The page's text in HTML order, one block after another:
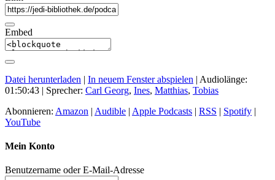
Embed
Datei herunterladen | In neuem Fenster abspielen | Audiolänge:
01:50:43 | Sprecher: Carl Georg, Ines, Matthias, Tobias
Abonnieren: Amazon | Audible | Apple Podcasts | RSS | Spotify |
YouTube
Mein Konto
Benutzername oder E-Mail-Adresse